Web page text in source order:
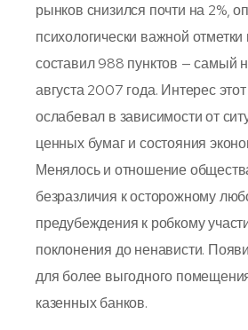
рынков снизился почти на 2%,
психологически важной
составил 988 пунктов — самый
августа 2007 года. Интерес
ослабевал в зависимости от
ценных бумаг и состояния
Менялось и отношение
безразличия к осторожному
предубеждения к робкому
поклонения до ненависти.
для более выгодного
казенных банков.